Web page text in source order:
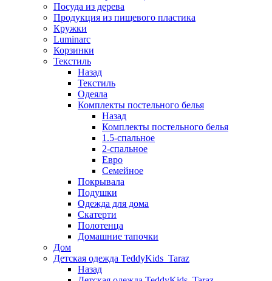
Посуда из дерева
Продукция из пищевого пластика
Кружки
Luminarc
Корзинки
Текстиль
Назад
Текстиль
Одеяла
Комплекты постельного белья
Назад
Комплекты постельного белья
1.5-спальное
2-спальное
Евро
Семейное
Покрывала
Подушки
Одежда для дома
Скатерти
Полотенца
Домашние тапочки
Дом
Детская одежда TeddyKids_Taraz
Назад